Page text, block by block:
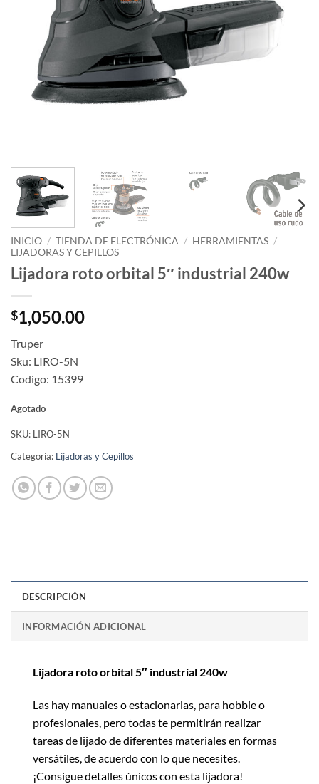
INICIO / TIENDA DE ELECTRÓNICA / HERRAMIENTAS /
LIJADORAS Y CEPILLOS
Lijadora roto orbital 5″ industrial 240w
$1,050.00
Truper
Sku: LIRO-5N
Codigo: 15399
Agotado
SKU: LIRO-5N
Categoría: Lijadoras y Cepillos
DESCRIPCIÓN
INFORMACIÓN ADICIONAL
Lijadora roto orbital 5″ industrial 240w
Las hay manuales o estacionarias, para hobbie o
profesionales, pero todas te permitirán realizar
tareas de lijado de diferentes materiales en formas
versátiles, de acuerdo con lo que necesites.
¡Consigue detalles únicos con esta lijadora!